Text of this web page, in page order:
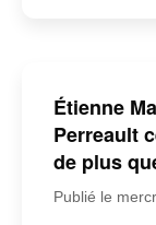
Étienne
Perreault
de plus
Publié le